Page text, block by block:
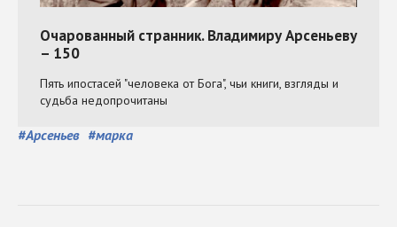
#Арсеньев #марка